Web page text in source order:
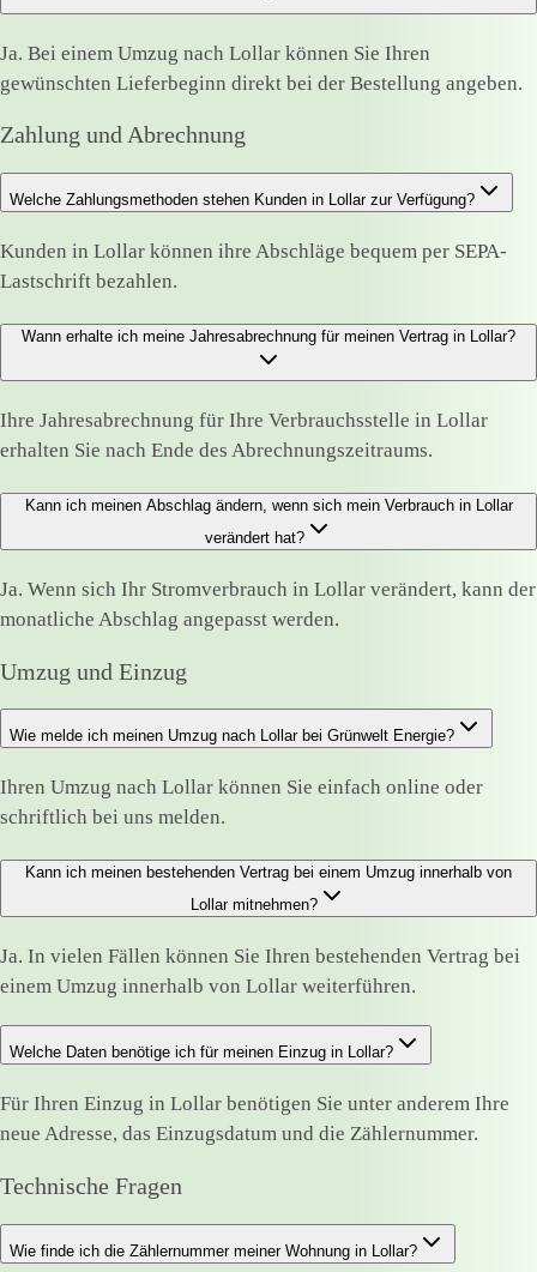
Ja. Bei einem Umzug nach Lollar können Sie Ihren
gewünschten Lieferbeginn direkt bei der Bestellung angeben.
Zahlung und Abrechnung
Welche Zahlungsmethoden stehen Kunden in Lollar zur Verfügung?
Kunden in Lollar können ihre Abschläge bequem per SEPA-
Lastschrift bezahlen.
Wann erhalte ich meine Jahresabrechnung für meinen Vertrag in Lollar?
Ihre Jahresabrechnung für Ihre Verbrauchsstelle in Lollar
erhalten Sie nach Ende des Abrechnungszeitraums.
Kann ich meinen Abschlag ändern, wenn sich mein Verbrauch in Lollar
verändert hat?
Ja. Wenn sich Ihr Stromverbrauch in Lollar verändert, kann der
monatliche Abschlag angepasst werden.
Umzug und Einzug
Wie melde ich meinen Umzug nach Lollar bei Grünwelt Energie?
Ihren Umzug nach Lollar können Sie einfach online oder
schriftlich bei uns melden.
Kann ich meinen bestehenden Vertrag bei einem Umzug innerhalb von
Lollar mitnehmen?
Ja. In vielen Fällen können Sie Ihren bestehenden Vertrag bei
einem Umzug innerhalb von Lollar weiterführen.
Welche Daten benötige ich für meinen Einzug in Lollar?
Für Ihren Einzug in Lollar benötigen Sie unter anderem Ihre
neue Adresse, das Einzugsdatum und die Zählernummer.
Technische Fragen
Wie finde ich die Zählernummer meiner Wohnung in Lollar?